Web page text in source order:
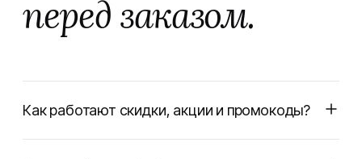
перед заказом.
Как работают скидки, акции и промокоды?